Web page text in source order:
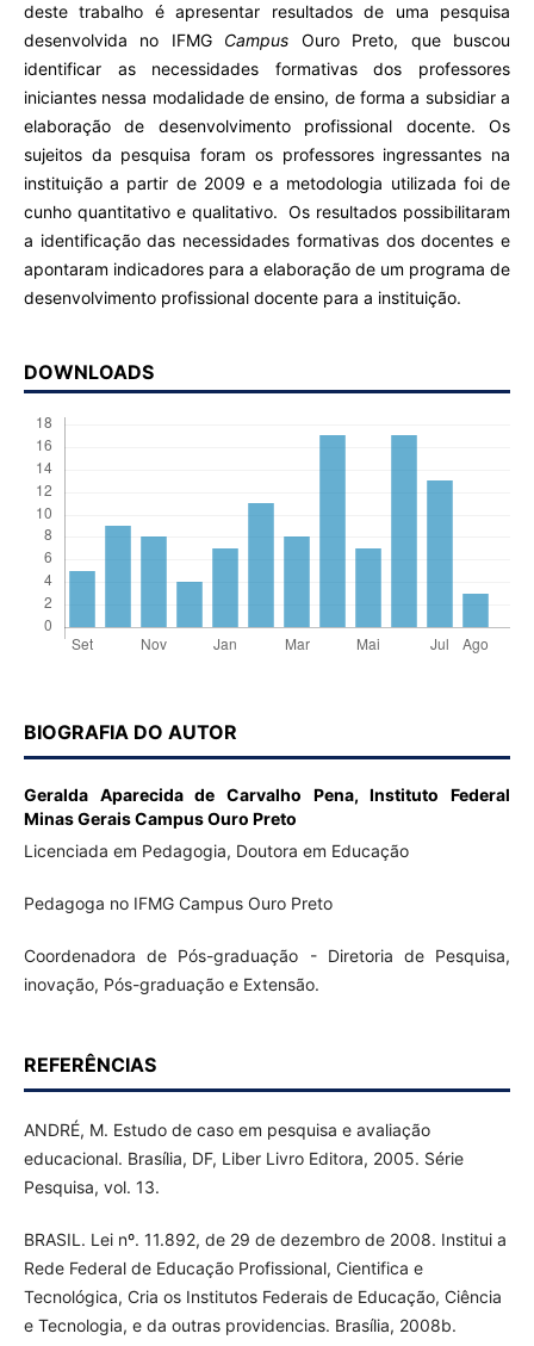
deste trabalho é apresentar resultados de uma pesquisa
desenvolvida no IFMG Campus Ouro Preto, que buscou
identificar as necessidades formativas dos professores
iniciantes nessa modalidade de ensino, de forma a subsidiar a
elaboração de desenvolvimento profissional docente. Os
sujeitos da pesquisa foram os professores ingressantes na
instituição a partir de 2009 e a metodologia utilizada foi de
cunho quantitativo e qualitativo. Os resultados possibilitaram
a identificação das necessidades formativas dos docentes e
apontaram indicadores para a elaboração de um programa de
desenvolvimento profissional docente para a instituição.
DOWNLOADS
BIOGRAFIA DO AUTOR
Geralda Aparecida de Carvalho Pena,Instituto Federal
Minas Gerais Campus Ouro Preto
Licenciada em Pedagogia, Doutora em Educação
Pedagoga no IFMG Campus Ouro Preto
Coordenadora de Pós-graduação - Diretoria de Pesquisa,
inovação, Pós-graduação e Extensão.
REFERÊNCIAS
ANDRÉ, M. Estudo de caso em pesquisa e avaliação
educacional. Brasília, DF, Liber Livro Editora, 2005. Série
Pesquisa, vol. 13.
BRASIL. Lei nº. 11.892, de 29 de dezembro de 2008. Institui a
Rede Federal de Educação Profissional, Cientifica e
Tecnológica, Cria os Institutos Federais de Educação, Ciência
e Tecnologia, e da outras providencias. Brasília, 2008b.